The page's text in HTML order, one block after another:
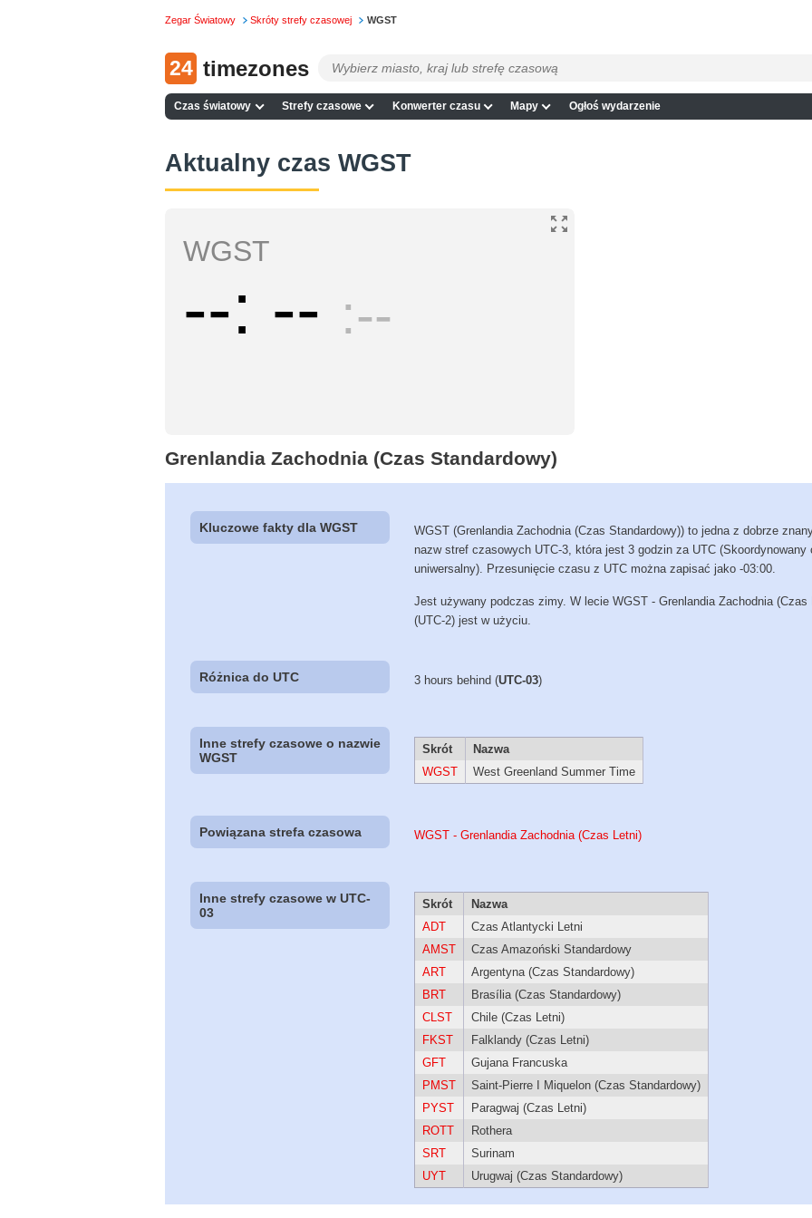
Zegar Światowy Skróty strefy czasowej WGST
24 timezones
Czas światowy Strefy czasowe Konwerter czasu Mapy Ogłoś wydarzenie
Aktualny czas WGST
WGST
-- -- --
Grenlandia Zachodnia (Czas Standardowy)
Kluczowe fakty dla WGST
WGST (Grenlandia Zachodnia (Czas Standardowy)) to jedna z dobrze
nazw stref czasowych UTC-3, która jest 3 godzin za UTC (Skoordynowany
uniwersalny). Przesunięcie czasu z UTC można zapisać jako -03:00.
Jest używany podczas zimy. W lecie WGST - Grenlandia Zachodnia (Czas
(UTC-2) jest w użyciu.
Różnica do UTC 3 hours behind (UTC-03)
Inne strefy czasowe o nazwie
WGST
Skrót
Nazwa
WGST
West Greenland Summer Time
Powiązana strefa czasowa WGST - Grenlandia Zachodnia (Czas Letni)
Inne strefy czasowe w UTC-
03
Skrót
Nazwa
ADT
Czas Atlantycki Letni
AMST
Czas Amazoński Standardowy
ART
Argentyna (Czas Standardowy)
BRT
Brasília (Czas Standardowy)
CLST
Chile (Czas Letni)
FKST
Falklandy (Czas Letni)
GFT
Gujana Francuska
PMST
Saint-Pierre I Miquelon (Czas Standardowy)
PYST
Paragwaj (Czas Letni)
ROTT
Rothera
SRT
Surinam
UYT
Urugwaj (Czas Standardowy)